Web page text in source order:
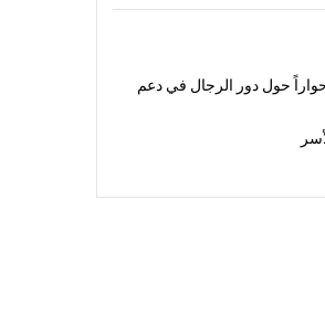
حواراً حول دور الرجال في دعم